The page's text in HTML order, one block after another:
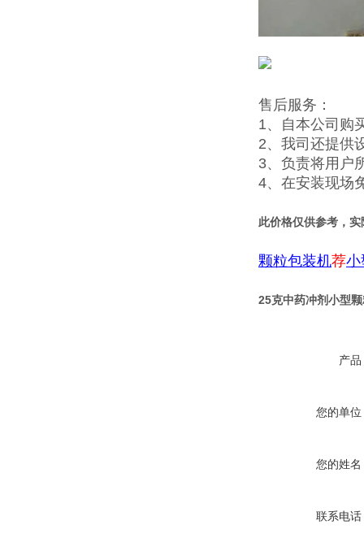
售后服务：
1、自本公司购
2、我司还提供
3、负责将用户
4、在安装现场
此价格仅供参考，
颗粒包装机荐小
25克中药冲剂小型
产品
您的单位
您的姓名
联系电话